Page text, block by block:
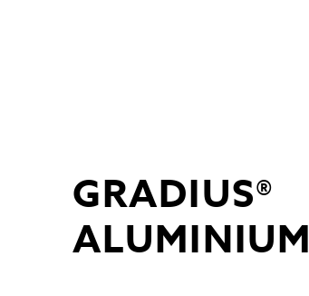
GRADIUS®
ALUMINIUM